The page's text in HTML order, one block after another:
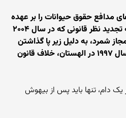
مدافع حقوق حیوانات را بر عهده
داشت، اینگونه استدلال کرد که تجدید نظر قانونی که در سال ۲۰۰۴
شمرد، به دلیل زیر پا گذاشتن
قانون حقوق حیوانات مصوبه سال ۱۹۹۷ در الهستان، خلاف قانون
مصوب ۱۹۹۷، کشتار یک دام، تنها باید پس از بیهوش